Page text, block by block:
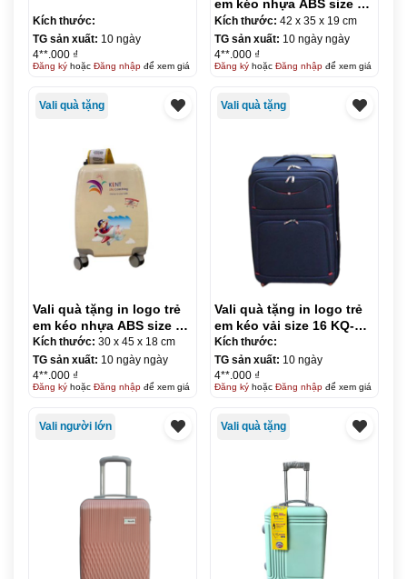
Kích thước:
TG sản xuất: 10 ngày
4**.000 ₫
Đăng kýhoặc Đăng nhậpđể xem giá
em kéo nhựa ABS size 18
KQ-VL19
Kích thước: 42 x 35 x 19 cm
TG sản xuất: 10 ngày ngày
4**.000 ₫
Đăng kýhoặc Đăng nhậpđể xem giá
Vali quà tặng
Vali quà tặng in logo trẻ
em kéo nhựa ABS size 16
KQ-VL20
Kích thước: 30 x 45 x 18 cm
TG sản xuất: 10 ngày ngày
4**.000 ₫
Đăng kýhoặc Đăng nhậpđể xem giá
Vali quà tặng
Vali quà tặng in logo trẻ
em kéo vải size 16 KQ-
VL14
Kích thước:
TG sản xuất: 10 ngày
4**.000 ₫
Đăng kýhoặc Đăng nhậpđể xem giá
Vali người lớn Vali quà tặng